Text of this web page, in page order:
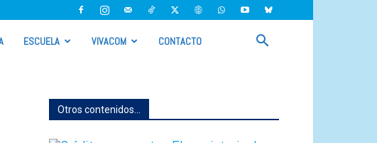
ESCUELA VIVACOM CONTACTO
Otros contenidos...